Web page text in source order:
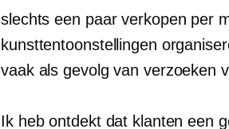
slechts een paar verkopen per
kunsttentoonstellingen
vaak als gevolg van verzoeken
Ik heb ontdekt dat klanten een